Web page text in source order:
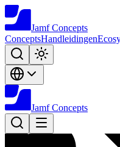
Jamf Concepts
ConceptsHandleidingen
Jamf Concepts